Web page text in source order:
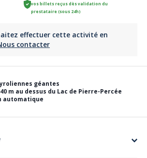
vos billets reçus dès validation du
prestataire (sous 24h)
effectuer cette activité en
contacter
géantes
m au dessus du Lac de Pierre-Percée
automatique